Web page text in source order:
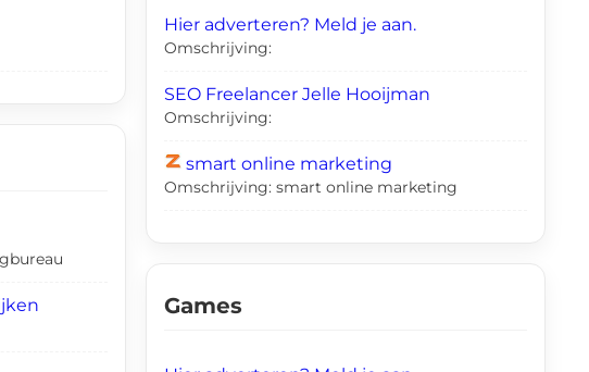
Hier adverteren? Meld je aan.
Omschrijving:
SEO Freelancer Jelle Hooijman
Omschrijving:
smart online marketing
Omschrijving: smart online marketing
Games